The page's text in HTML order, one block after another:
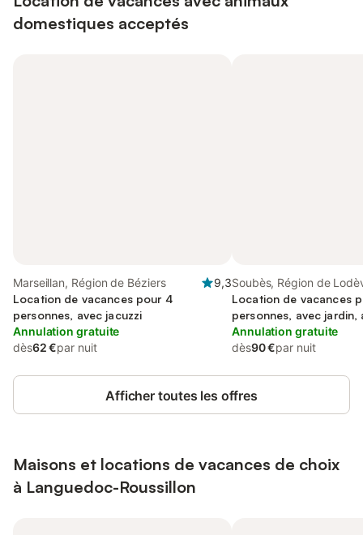
domestiques acceptés
Marseillan, Région de Béziers
9,3
Location de vacances pour 4
personnes, avec jacuzzi
Annulation gratuite
dès62 €par nuit
Soubès, Région de
Location de vacances
personnes, avec jardin,
acceptés
Annulation gratuite
dès90 €par nuit
Afficher toutes les offres
Maisons et locations de vacances de choix
à Languedoc-Roussillon